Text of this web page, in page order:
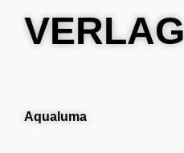
VERLAG
Aqualuma